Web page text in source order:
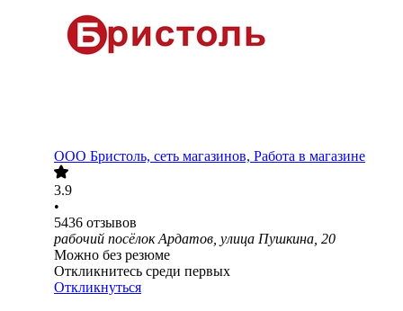
ООО Бристоль, сеть магазинов, Работа в магазине
3.9
•
5436 отзывов
рабочий посёлок Ардатов, улица Пушкина, 20
Можно без резюме
Откликнитесь среди первых
Откликнуться